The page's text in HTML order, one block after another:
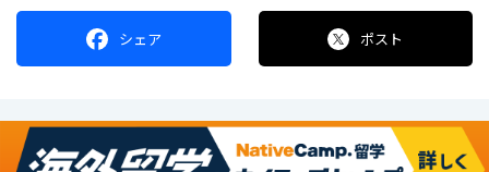
シェア ポスト